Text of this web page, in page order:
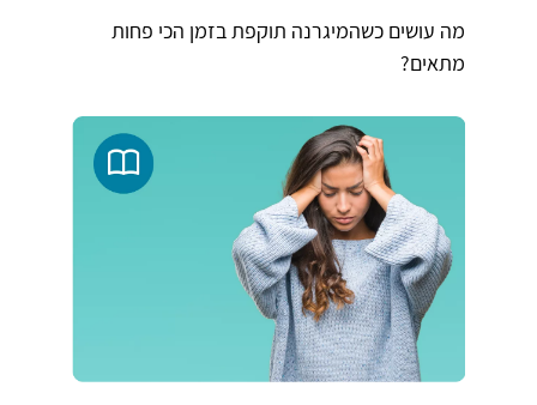
מה עושים כשהמיגרנה תוקפת בזמן הכי פחות
מתאים?